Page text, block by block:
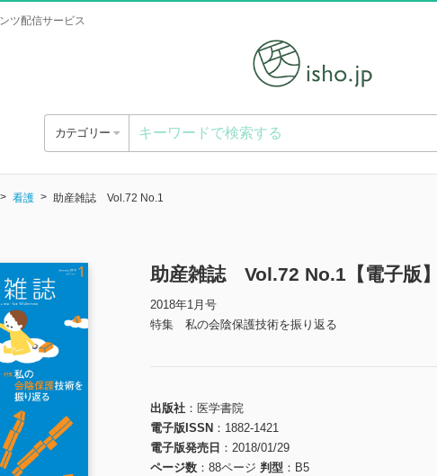
ツ配信サービス
カテゴリー
看護 助産雑誌 Vol.72 No.1
助産雑誌 Vol.72 No.1【電子版】
2018年1月号
特集 私の会陰保護技術を振り返る
出版社
医学書院
電子版ISSN
1882-1421
電子版発売日
2018/01/29
ページ数
88ページ 判型
B5